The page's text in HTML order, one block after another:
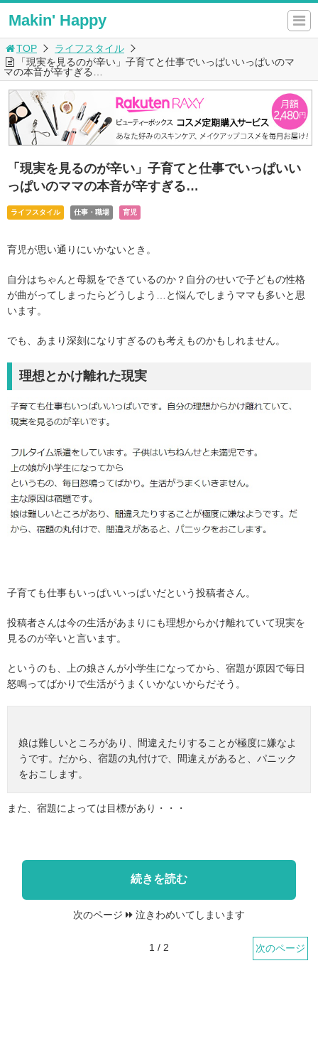
Makin' Happy
TOP
ライフスタイル
「現実を見るのが辛い」子育てと仕事でいっぱいいっぱいのマ
マの本音が辛すぎる…
「現実を見るのが辛い」子育てと仕事でいっぱいい
っぱいのママの本音が辛すぎる…
ライフスタイル 仕事・職場 育児
育児が思い通りにいかないとき。
自分はちゃんと母親をできているのか？自分のせいで子どもの性格
が曲がってしまったらどうしよう…と悩んでしまうママも多いと思
います。
でも、あまり深刻になりすぎるのも考えものかもしれません。
理想とかけ離れた現実
子育ても仕事もいっぱいいっぱいだという投稿者さん。
投稿者さんは今の生活があまりにも理想からかけ離れていて現実を
見るのが辛いと言います。
というのも、上の娘さんが小学生になってから、宿題が原因で毎日
怒鳴ってばかりで生活がうまくいかないからだそう。
娘は難しいところがあり、間違えたりすることが極度に嫌なよ
うです。だから、宿題の丸付けで、間違えがあると、パニック
をおこします。
また、宿題によっては目標があり・・・
続きを読む
次のページ 泣きわめいてしまいます
1 / 2 次のページ